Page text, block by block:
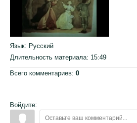
Язык: Русский
Длительность материала: 15:49
Всего комментариев: 0
Войдите: